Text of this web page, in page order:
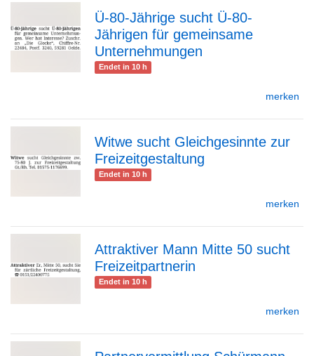
zur
Ü-80-Jährige sucht Ü-80-
Jährigen für gemeinsame
Unternehmungen
Endet in 10 h
merken
zur
Witwe sucht Gleichgesinnte zur
Freizeitgestaltung
Endet in 10 h
merken
zur
Attraktiver Mann Mitte 50 sucht
Freizeitpartnerin
Endet in 10 h
merken